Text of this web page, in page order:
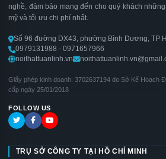
nghề, đảm bảo mang đến cho quý khách
mỹ và tối ưu chi phí nhất.
Số 96 đường DX43, phường Bình Dương, TP
0979131988 - 0971657966
noithattuanlinh.vn
Giấy phép kinh doanh: 3702637194 do Sở Kế Hoạch
cấp ngày 25/01/2018
FOLLOW US
TRỤ SỞ CÔNG TY TẠI HỒ CHÍ MINH